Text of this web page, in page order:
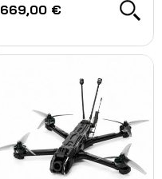
669,00 €